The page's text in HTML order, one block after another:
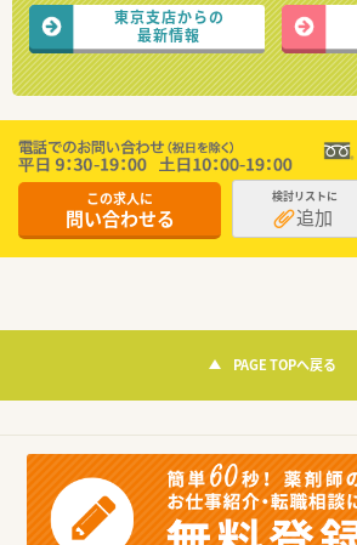
東京支店からの
最新情報
この求人に
問い合わせる
検討リストに
追加
PAGE TOPへ戻る